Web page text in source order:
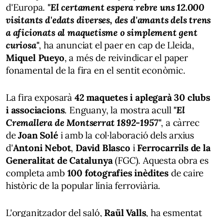
d'Europa. "El certament espera rebre uns 12.000
visitants d'edats diverses, des d'amants dels trens
a aficionats al maquetisme o simplement gent
curiosa", ha anunciat el paer en cap de Lleida,
Miquel Pueyo, a més de reivindicar el paper
fonamental de la fira en el sentit econòmic.
La fira exposarà 42 maquetes i aplegarà 30 clubs
i associacions. Enguany, la mostra acull "El
Cremallera de Montserrat 1892-1957", a càrrec
deJoan Soléi amb la col·laboració dels arxius
d'Antoni Nebot, David Blascoi Ferrocarrils de la
Generalitat de Catalunya(FGC). Aquesta obra es
completa amb 100 fotografies inèditesde caire
històric de la popular línia ferroviària.
L'organitzador del saló, Raül Valls, ha esmentat